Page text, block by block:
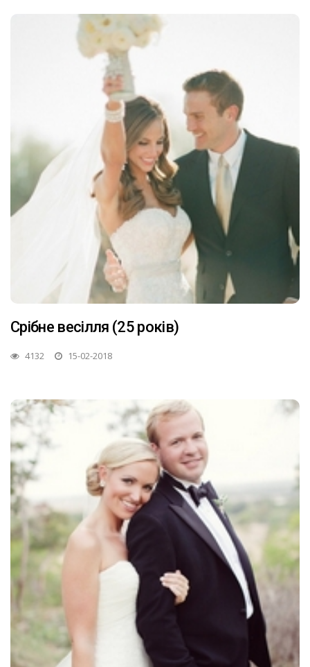
Срібне весілля (25 років)
4132 15-02-2018